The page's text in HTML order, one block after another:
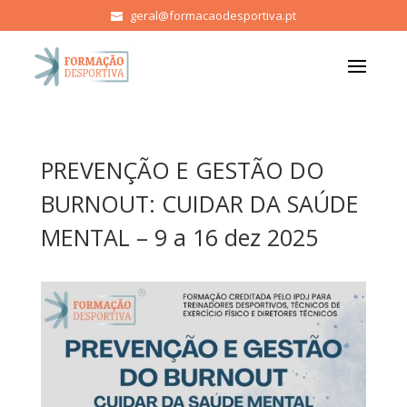
geral@formacaodesportiva.pt
PREVENÇÃO E GESTÃO DO
BURNOUT: CUIDAR DA SAÚDE
MENTAL – 9 a 16 dez 2025